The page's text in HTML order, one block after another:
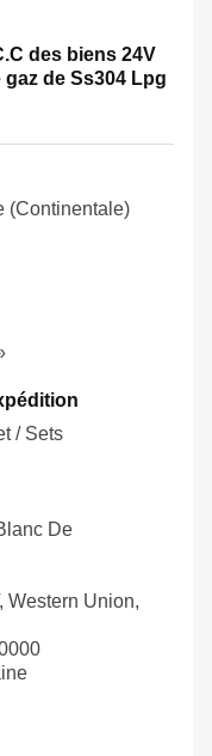
des biens 24V
de Ss304 Lpg
(continentale)
/ Sets
De
Western Union,